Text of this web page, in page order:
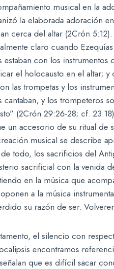
musical en la
la elaborada adoración
cerca del altar (2Crón
claro cuando
estaban con los
el holocausto en el altar;
las trompetas y los
cantaban, y los trompeteros
(2Crón 29:26-28; cf.
un accesorio de su ritual
musical se describe
todo, los sacrificios del
sacrificial con la venida
en la música que
a la música
su razón de ser.
el silencio con
encontramos
que es difícil sacar